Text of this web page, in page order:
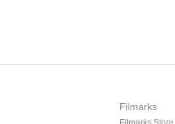
Filmarks